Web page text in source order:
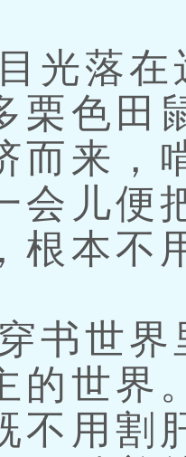
落在
栗色田
而来，
会儿便
根本不
世界
的世界
不用割